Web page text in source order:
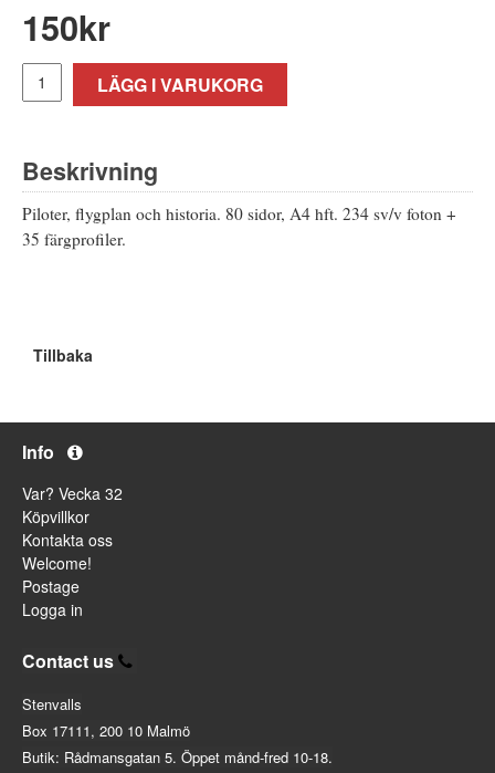
150kr
LÄGG I VARUKORG
Beskrivning
Piloter, flygplan och historia. 80 sidor, A4 hft. 234 sv/v foton +
35 färgprofiler.
Tillbaka
Info
Var? Vecka 32
Köpvillkor
Kontakta oss
Welcome!
Postage
Logga in
Contact us
Stenvalls
Box 17111, 200 10 Malmö
Butik: Rådmansgatan 5. Öppet månd-fred 10-18.